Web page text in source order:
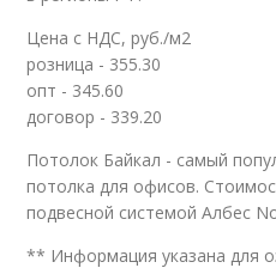
Цена с НДС, руб./м2
розница - 355.30
опт - 345.60
договор - 339.20
Потолок Байкал - самый
потолка для офисов.
подвесной системой Албес
** Информация указана для